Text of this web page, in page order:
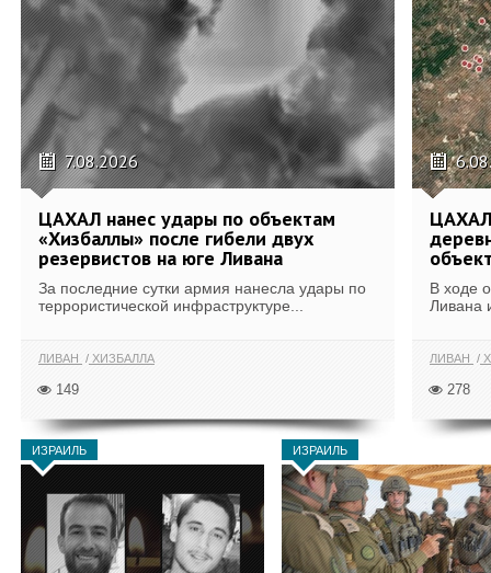
7.08.2026
ЦАХАЛ нанес удары по объектам
«Хизбаллы» после гибели двух
резервистов на юге Ливана
За последние сутки армия нанесла удары по
террористической инфраструктуре...
ЛИВАН ХИЗБАЛЛА
149
В ходе
Ливана
ЛИВАН
278
ИЗРАИЛЬ ИЗРАИЛЬ